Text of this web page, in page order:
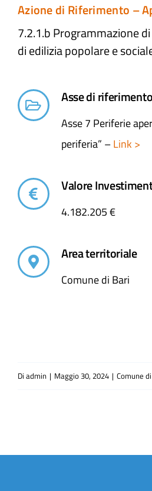
Azione di Riferimento –
7.2.1.b Programmazione
di edilizia popolare e
Asse di riferimento
Asse 7 Periferie
periferia” –Link >
Valore
4.182.205 €
Area territoriale
Comune di Bari
Di admin | Maggio 30, 2024 | Comune